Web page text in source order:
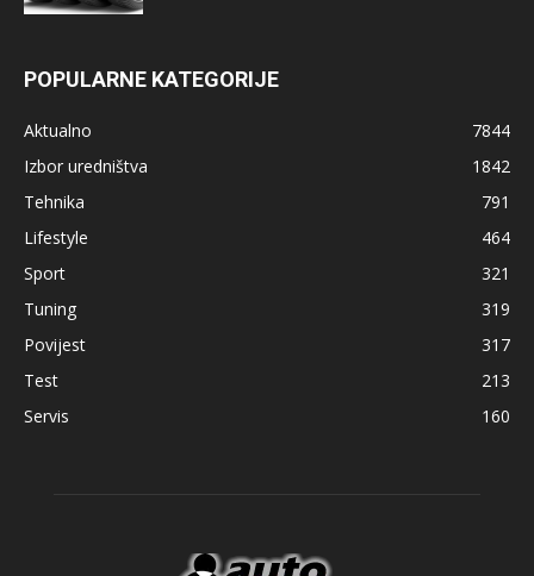
POPULARNE KATEGORIJE
Aktualno
7844
Izbor uredništva
1842
Tehnika
791
Lifestyle
464
Sport
321
Tuning
319
Povijest
317
Test
213
Servis
160